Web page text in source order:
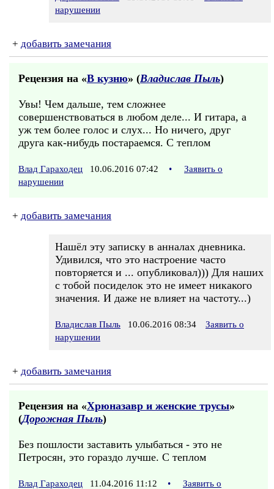
нарушении
+ добавить замечания
Рецензия на «В кузню» (Владислав Пыль)
Увы! Чем дальше, тем сложнее
совершенствоваться в любом деле... И гитара, а
уж тем более голос и слух... Но ничего, друг
друга как-нибудь постараемся. С теплом
Влад Гараходец 10.06.2016 07:42 •
Заявить о
нарушении
+ добавить замечания
Нашёл эту записку в анналах дневника.
Удивился, что это настроение часто
повторяется и ... опубликовал))) Для наших
с тобой посиделок это не имеет никакого
значения. И даже не влияет на частоту...)
Владислав Пыль 10.06.2016 08:34
Заявить о
нарушении
+ добавить замечания
Рецензия на «Хрюназавр и женские трусы»
(Дорожная Пыль)
Без пошлости заставить улыбаться - это не
Петросян, это гораздо лучше. С теплом
Влад Гараходец 11.04.2016 11:12 •
Заявить о